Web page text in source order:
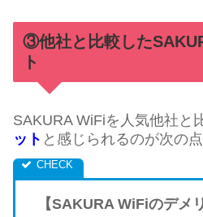
③他社と比較した
ト
SAKURA WiFiを人気他社と
ット と感じられるのが次の点
【SAKURA WiFiのデメ